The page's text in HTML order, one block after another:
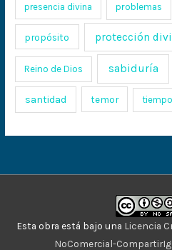
presencia divina problemas
propósito protección
Reino de Dios sabiduría
santidad temor tiempo
Esta obra está bajo una Licencia
NoComercial-